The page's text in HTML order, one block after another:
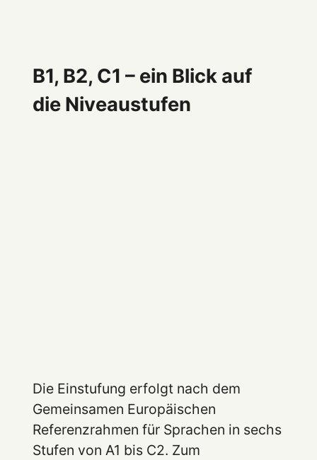
B1, B2, C1 – ein Blick auf
die Niveaustufen
Die Einstufung erfolgt nach dem
Gemeinsamen Europäischen
Referenzrahmen für Sprachen in sechs
Stufen von A1 bis C2. Zum